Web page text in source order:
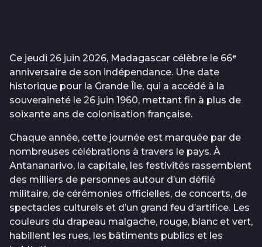
Ce jeudi 26 juin 2026, Madagascar célèbre le 66ᵉ
anniversaire de son indépendance. Une date
historique pour la Grande Île, qui a accédé à la
souveraineté le 26 juin 1960, mettant fin à plus de
soixante ans de colonisation française.
Chaque année, cette journée est marquée par de
nombreuses célébrations à travers le pays. À
Antananarivo, la capitale, les festivités rassemblent
des milliers de personnes autour d’un défilé
militaire, de cérémonies officielles, de concerts, de
spectacles culturels et d’un grand feu d’artifice. Les
couleurs du drapeau malgache, rouge, blanc et vert,
habillent les rues, les bâtiments publics et les